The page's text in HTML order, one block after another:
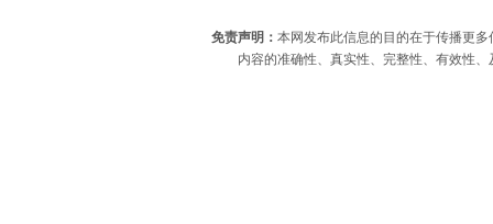
免责声明： 本网发布此信息的目的在于传播更
内容的准确性、真实性、完整性、有效性